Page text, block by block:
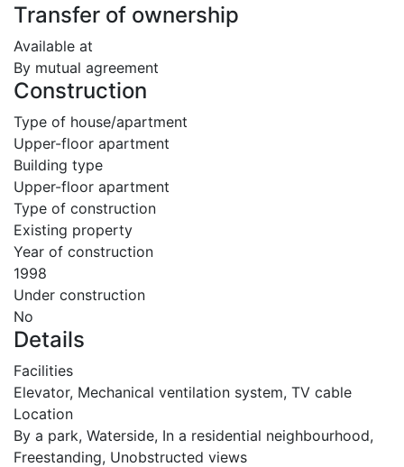
Transfer of ownership
Available at
By mutual agreement
Construction
Type of house/apartment
Upper-floor apartment
Building type
Upper-floor apartment
Type of construction
Existing property
Year of construction
1998
Under construction
No
Details
Facilities
Elevator, Mechanical ventilation system, TV cable
Location
By a park, Waterside, In a residential neighbourhood,
Freestanding, Unobstructed views